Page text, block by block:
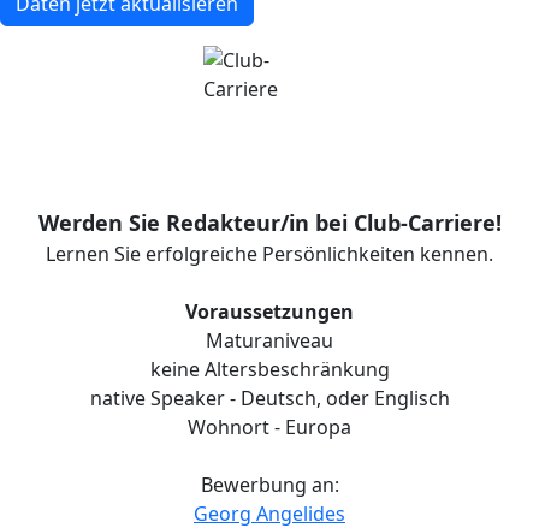
Werden Sie Redakteur/in bei Club-Carriere!
Lernen Sie erfolgreiche Persönlichkeiten kennen.
Voraussetzungen
Maturaniveau
keine Altersbeschränkung
native Speaker - Deutsch, oder Englisch
Wohnort - Europa
Bewerbung an:
Georg Angelides